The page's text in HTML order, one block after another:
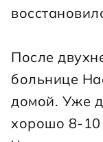
После
больнице
домой. Уже
хорошо 8-10